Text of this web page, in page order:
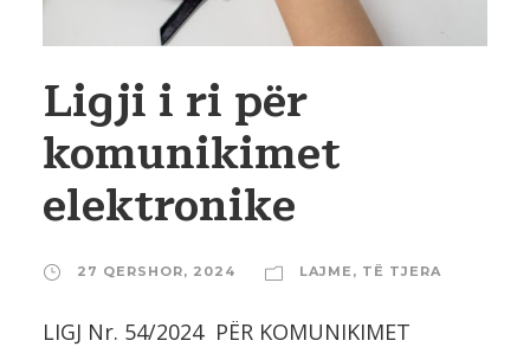
Ligji i ri për
komunikimet
elektronike
27 QERSHOR, 2024 LAJME , TË TJERA
LIGJ Nr. 54/2024 PËR KOMUNIKIMET